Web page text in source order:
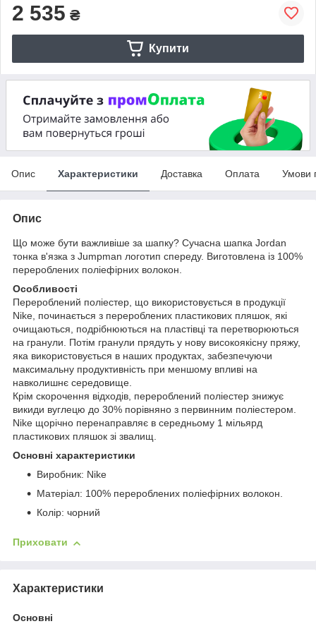
2 535 ₴
Купити
Опис Характеристики Доставка Оплата Умови
Опис
Що може бути важливіше за шапку? Сучасна шапка Jordan
тонка в'язка з Jumpman логотип спереду. Виготовлена ​​із 100%
перероблених поліефірних волокон.
Особливості
Перероблений поліестер, що використовується в продукції
Nike, починається з перероблених пластикових пляшок, які
очищаються, подрібнюються на пластівці та перетворюються
на гранули. Потім гранули прядуть у нову високоякісну пряжу,
яка використовується в наших продуктах, забезпечуючи
максимальну продуктивність при меншому впливі на
навколишнє середовище.
Крім скорочення відходів, перероблений поліестер знижує
викиди вуглецю до 30% порівняно з первинним поліестером.
Nike щорічно перенаправляє в середньому 1 мільярд
пластикових пляшок зі звалищ.
Основні характеристики
Виробник: Nike
Матеріал: 100% перероблених поліефірних волокон.
Колір: чорний
Приховати
Характеристики
Основні